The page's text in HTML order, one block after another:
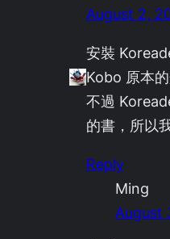
August 2,
安裝
Kobo 原本
不過
的書，所以
Reply
Ming
August